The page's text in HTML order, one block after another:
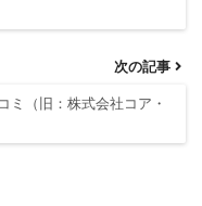
次の記事
ミ（旧：株式会社コア・